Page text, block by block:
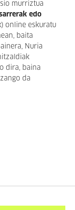
murriztua
edo
online eskuratu
baita
Nuria
dira, baina
da